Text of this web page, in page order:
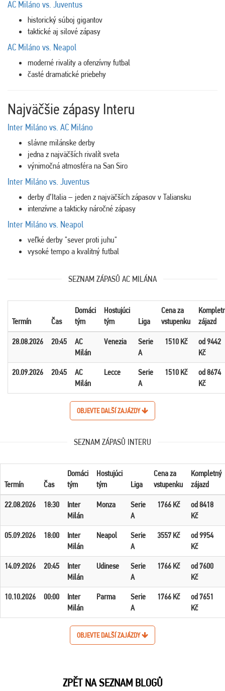
AC Miláno vs. Juventus
historický súboj gigantov
taktické aj silové zápasy
AC Miláno vs. Neapol
moderné rivality a ofenzívny futbal
časté dramatické priebehy
Najväčšie zápasy Interu
Inter Miláno vs. AC Miláno
slávne milánske derby
jedna z najväčších rivalít sveta
výnimočná atmosféra na San Siro
Inter Miláno vs. Juventus
derby d’Italia – jeden z najväčších zápasov v Taliansku
intenzívne a takticky náročné zápasy
Inter Miláno vs. Neapol
veľké derby "sever proti juhu"
vysoké tempo a kvalitný futbal
SEZNAM ZÁPASŮ AC MILÁNA
Termín Čas
Domáci
tým
Hostujúci
tým
Liga
Cena za
vstupenku
zájazd
28.08.2026 20:45
AC
Milán
Venezia
Serie
A
1510 Kč
od 9442
Kč
20.09.2026 20:45
AC
Milán
Lecce
Serie
A
1510 Kč
od 8674
Kč
OBJEVTE DALŠÍ ZAJÁZDY
SEZNAM ZÁPASŮ INTERU
Termín Čas
Domáci
tým
Hostujúci
tým
Liga
Cena za
vstupenku
Kompletný
zájazd
22.08.2026 18:30
Inter
Milán
Monza
Serie
A
1766 Kč
od 8418
Kč
05.09.2026 18:00
Inter
Milán
Neapol
Serie
A
3557 Kč
od 9954
Kč
14.09.2026 20:45
Inter
Milán
Udinese
Serie
A
1766 Kč
od 7600
Kč
10.10.2026 00:00
Inter
Milán
Parma
Serie
A
1766 Kč
od 7651
Kč
OBJEVTE DALŠÍ ZAJÁZDY
ZPĚT NA SEZNAM BLOGŮ